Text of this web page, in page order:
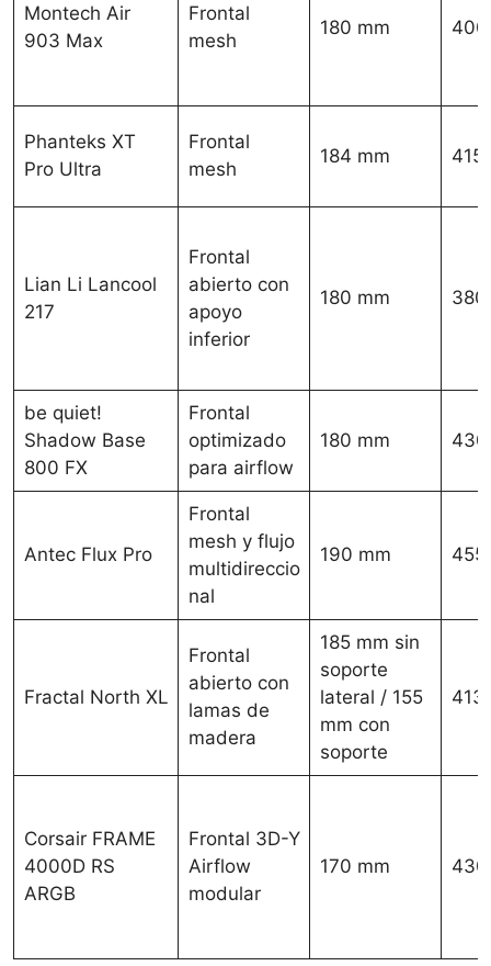
Montech Air
903 Max
Frontal
mesh
180 mm 400
Phanteks XT
Pro Ultra
Frontal
mesh
184 mm 415
Lian Li Lancool
217
Frontal
abierto con
apoyo
inferior
180 mm 380
be quiet!
Shadow Base
800 FX
Frontal
optimizado
para airflow
180 mm 430
Antec Flux Pro
Frontal
mesh y flujo
multidireccio
nal
190 mm 455
Fractal North XL
Frontal
abierto con
lamas de
madera
185 mm sin
soporte
lateral / 155
mm con
soporte
413
Corsair FRAME
4000D RS
ARGB
Frontal 3D-Y
Airflow
modular
170 mm 430